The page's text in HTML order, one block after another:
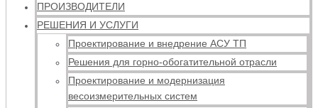
ПРОИЗВОДИТЕЛИ
РЕШЕНИЯ И УСЛУГИ
Проектирование и внедрение АСУ ТП
Решения для горно-обогатительной отрасли
Проектирование и модернизация
весоизмерительных систем